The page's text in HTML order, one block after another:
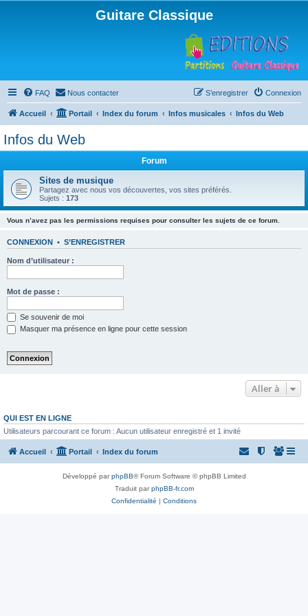
Guitare Classique
FAQ Nous contacter Connexion
S’enregistrer
Accueil Portail Index du forum Infos musicales Infos du Web
Infos du Web
Forum
Sites de musique
Partagez avec nous vos découvertes, vos sites préférés.
Sujets : 173
Vous n’avez pas les permissions requises pour consulter les sujets de ce forum.
CONNEXION • S’ENREGISTRER
Nom d’utilisateur :
Mot de passe :
Se souvenir de moi
Masquer ma présence en ligne pour cette session
Aller à
QUI EST EN LIGNE
Utilisateurs parcourant ce forum : Aucun utilisateur enregistré et 1 invité
Accueil Portail Index du forum
Développé parphpBB® Forum Software © phpBB Limited
Traduit parphpBB-fr.com
Confidentialité | Conditions